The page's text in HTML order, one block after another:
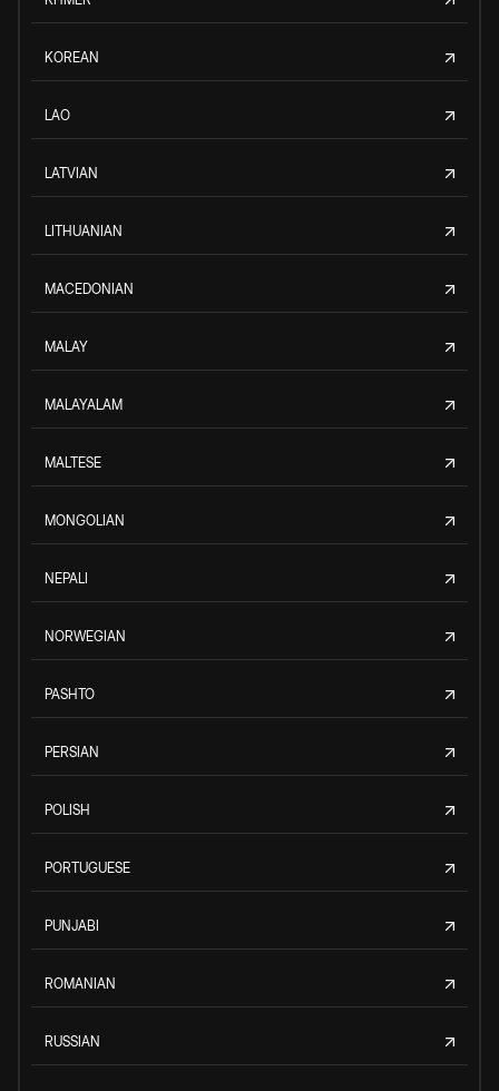
KOREAN
LAO
LATVIAN
LITHUANIAN
MACEDONIAN
MALAY
MALAYALAM
MALTESE
MONGOLIAN
NEPALI
NORWEGIAN
PASHTO
PERSIAN
POLISH
PORTUGUESE
PUNJABI
ROMANIAN
RUSSIAN